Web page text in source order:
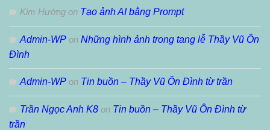
Kim Hường on Tạo ảnh AI bằng Prompt
Admin-WP on Những hình ảnh trong tang lễ Thầy Vũ Ôn
Đình
Admin-WP on Tin buồn – Thầy Vũ Ôn Đình từ trần
Trần Ngọc Anh K8 on Tin buồn – Thầy Vũ Ôn Đình từ
trần